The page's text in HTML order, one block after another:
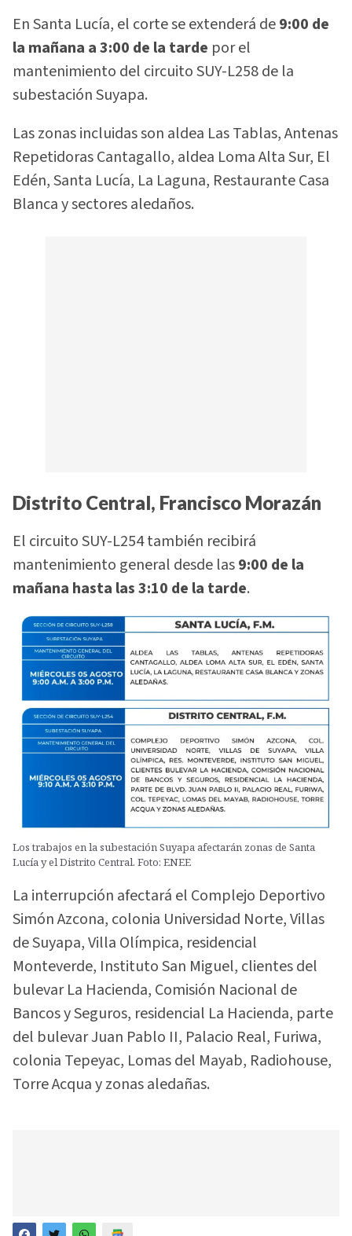
En Santa Lucía, el corte se extenderá de9:00 de
la mañana a 3:00 de la tarde por el
mantenimiento del circuito SUY-L258 de la
subestación Suyapa.
Las zonas incluidas son aldea Las Tablas, Antenas
Repetidoras Cantagallo, aldea Loma Alta Sur, El
Edén, Santa Lucía, La Laguna, Restaurante Casa
Blanca y sectores aledaños.
Distrito Central, Francisco Morazán
El circuito SUY-L254 también recibirá
mantenimiento general desde las9:00 de la
mañana hasta las 3:10 de la tarde.
Los trabajos en la subestación Suyapa afectarán zonas de Santa
Lucía y el Distrito Central. Foto: ENEE
La interrupción afectará el Complejo Deportivo
Simón Azcona, colonia Universidad Norte, Villas
de Suyapa, Villa Olímpica, residencial
Monteverde, Instituto San Miguel, clientes del
bulevar La Hacienda, Comisión Nacional de
Bancos y Seguros, residencial La Hacienda, parte
del bulevar Juan Pablo II, Palacio Real, Furiwa,
colonia Tepeyac, Lomas del Mayab, Radiohouse,
Torre Acqua y zonas aledañas.